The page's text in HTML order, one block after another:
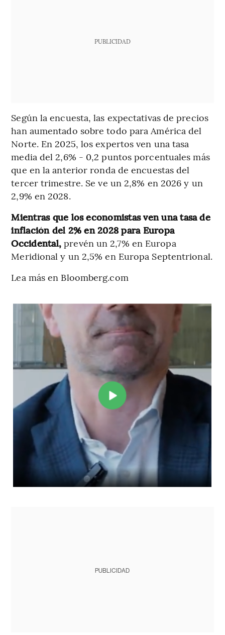
PUBLICIDAD
Según la encuesta, las expectativas de precios
han aumentado sobre todo para América del
Norte. En 2025, los expertos ven una tasa
media del 2,6% - 0,2 puntos porcentuales más
que en la anterior ronda de encuestas del
tercer trimestre. Se ve un 2,8% en 2026 y un
2,9% en 2028.
Mientras que los economistas ven una tasa de
inflación del 2% en 2028 para Europa
Occidental,prevén un 2,7% en Europa
Meridional y un 2,5% en Europa Septentrional.
Lea más en Bloomberg.com
PUBLICIDAD